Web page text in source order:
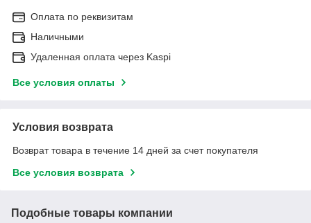
Оплата по реквизитам
Наличными
Удаленная оплата через Kaspi
Все условия оплаты
Условия возврата
Возврат товара в течение 14 дней за счет покупателя
Все условия возврата
Подобные товары компании